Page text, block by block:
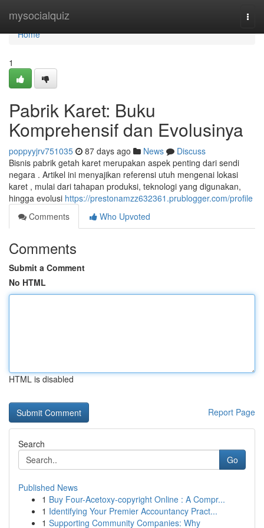
mysocialquiz
Home
Home
1
Pabrik Karet: Buku
Komprehensif dan Evolusinya
poppyyjrv751035 87 days ago News
Discuss
Bisnis pabrik getah karet merupakan aspek penting dari sendi
negara . Artikel ini menyajikan referensi utuh mengenai lokasi
karet , mulai dari tahapan produksi, teknologi yang digunakan,
hingga evolusi https://prestonamzz632361.prublogger.com/profile
Comments
Who Upvoted
Comments
Submit a Comment
No HTML
HTML is disabled
Report Page
Search
Go
Published News
1 Buy Four-Acetoxy-copyright Online : A Compr...
1 Identifying Your Premier Accountancy Pract...
1 Supporting Community Companies: Why